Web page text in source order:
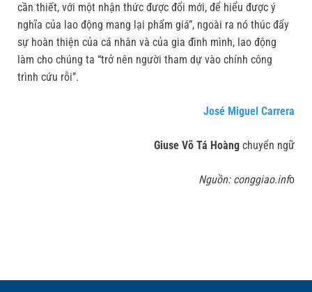
cần thiết, với một nhận thức được đổi mới, để hiểu được ý
nghĩa của lao động mang lại phẩm giá”, ngoài ra nó thúc đẩy
sự hoàn thiện của cá nhân và của gia đình mình, lao động
làm cho chúng ta “trở nên người tham dự vào chính công
trình cứu rỗi”.
José Miguel Carrera
Giuse Võ Tá Hoàng chuyển ngữ
Nguồn: conggiao.info